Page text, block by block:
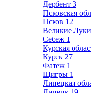
Дербент 3
Псковская
Псков 12
Великие Луки
Себеж 1
Курская
Курск 27
Фатеж 1
Щигры 1
Липецкая